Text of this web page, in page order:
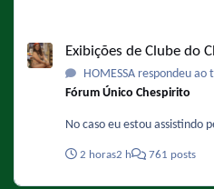
Exibições de Clube do
HOMESSA respondeu ao
Fórum Único Chespirito
No caso eu estou assistindo
2 horas2 h 761 posts